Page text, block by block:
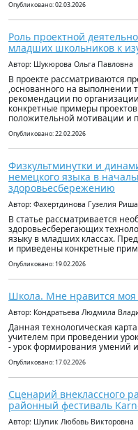
Опубликовано: 02.03.2026
Роль проектной
младших школьников к
Автор: Шукюрова Ольга Павловна
В проекте рассматриваются
,основанного на выполнении
рекомендации по
конкретные примеры
положительной мотивации и
Опубликовано: 22.02.2026
Физкультминутки и
немецкого языка в
здоровьесбережению
Автор: Фахертдинова Гузелия
В статье рассматривается
здоровьесберегающих
языку в младших классах.
и приведены конкретные
Опубликовано: 19.02.2026
Школа. Мне нравится
Автор: Кондратьева Людмила
Данная технологическая
учителем при проведении
- урок формирования умений
Опубликовано: 17.02.2026
Сценарий внеклассного
районный фестиваль
Автор: Шупик Любовь Викторовна